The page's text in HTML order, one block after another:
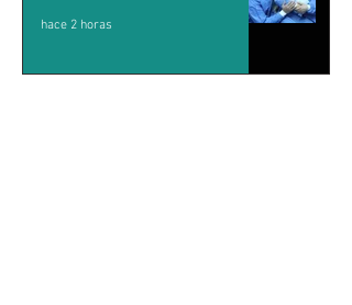
hace 2 horas